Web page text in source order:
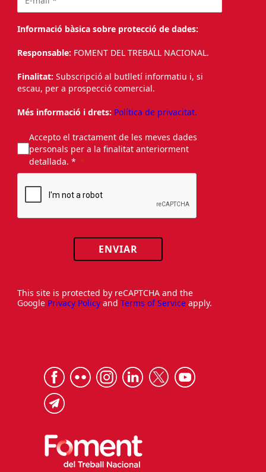
Informació bàsica sobre protecció de dades:
Responsable: FOMENT DEL TREBALL NACIONAL.
Finalitat: Subscripció al butlletí informatiu i, si
escau, per a prospecció comercial.
Més informació i drets: Política de privacitat.
Accepto el tractament de les meves dades
personals per a la finalitat anteriorment
detallada. *
ENVIAR
This site is protected by reCAPTCHA and the
Google Privacy Policy and Terms of Service apply.